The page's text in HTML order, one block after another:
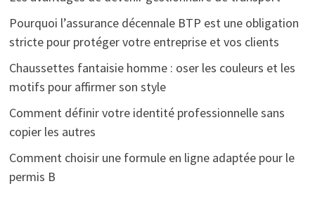
Pourquoi l’assurance décennale BTP est une obligation
stricte pour protéger votre entreprise et vos clients
Chaussettes fantaisie homme : oser les couleurs et les
motifs pour affirmer son style
Comment définir votre identité professionnelle sans
copier les autres
Comment choisir une formule en ligne adaptée pour le
permis B